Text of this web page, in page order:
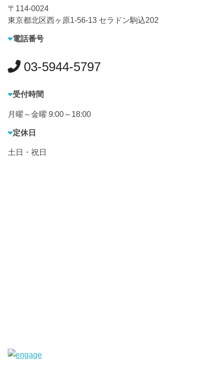
〒114-0024
東京都北区西ヶ原1-56-13 セラドン駒込202
電話番号
03-5944-5797
受付時間
月曜～金曜 9:00～18:00
定休日
土日・祝日